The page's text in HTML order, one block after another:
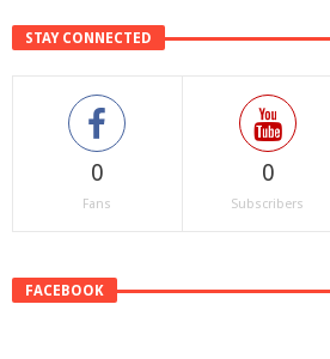
STAY CONNECTED
0
Fans
0
Subscribers
FACEBOOK